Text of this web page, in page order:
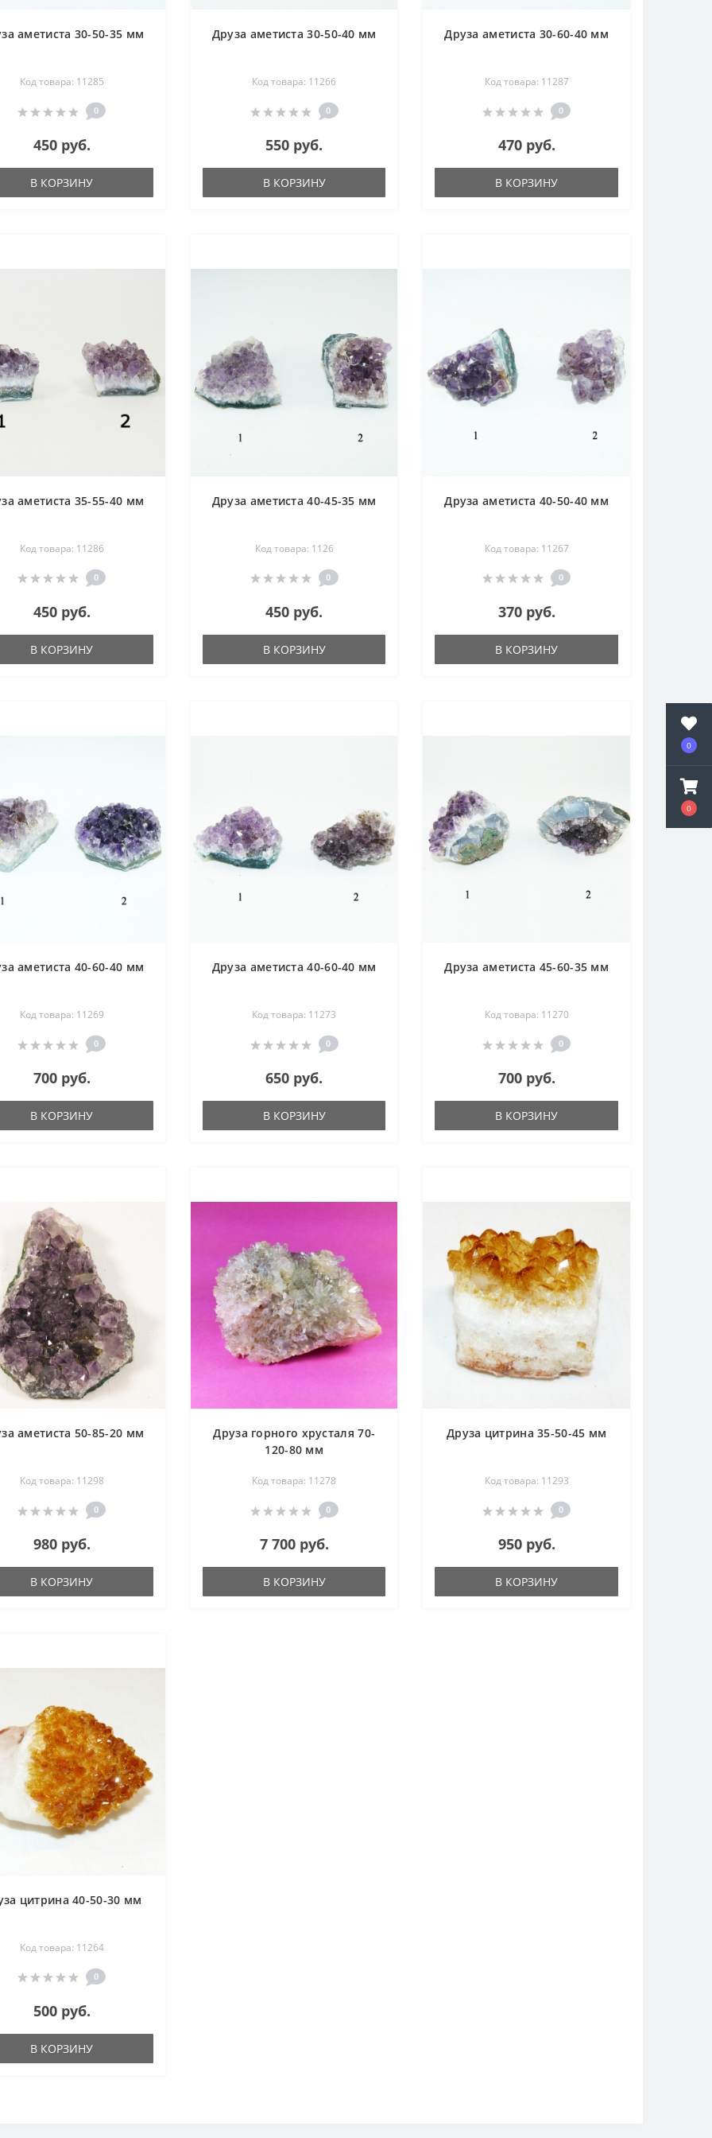
0
0
аметиста 30-50-35 мм
Код товара: 11285
0
450 руб.
В КОРЗИНУ
Друза аметиста 30-50-40 мм
Код товара: 11266
0
550 руб.
В КОРЗИНУ
Друза аметиста 30-60-40 мм
Код товара: 11287
0
470 руб.
В КОРЗИНУ
аметиста 35-55-40 мм
Код товара: 11286
0
450 руб.
В КОРЗИНУ
Друза аметиста 40-45-35 мм
Код товара: 1126
0
450 руб.
В КОРЗИНУ
Друза аметиста 40-50-40 мм
Код товара: 11267
0
370 руб.
В КОРЗИНУ
аметиста 40-60-40 мм
Код товара: 11269
0
700 руб.
В КОРЗИНУ
Друза аметиста 40-60-40 мм
Код товара: 11273
0
650 руб.
В КОРЗИНУ
Друза аметиста 45-60-35 мм
Код товара: 11270
0
700 руб.
В КОРЗИНУ
аметиста 50-85-20 мм
Код товара: 11298
0
980 руб.
В КОРЗИНУ
Друза горного хрусталя 70-
120-80 мм
Код товара: 11278
0
7 700 руб.
В КОРЗИНУ
Друза цитрина 35-50-45 мм
Код товара: 11293
0
950 руб.
В КОРЗИНУ
цитрина 40-50-30 мм
Код товара: 11264
0
500 руб.
В КОРЗИНУ